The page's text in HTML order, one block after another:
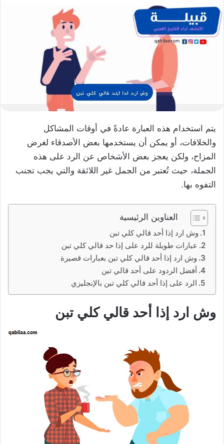
يتم استخدام هذه العبارة عادةً في أوقات المشاكل
والخلافات، أو يمكن أن يستخدمها بعض الأصدقاء لغرض
المزاح، ولكن يعجز بعض الأشخاص عن الرد على هذه
الجملة، حيث تُعتبر من الجمل غير اللائقة والتي يجب تجنب
التفوه بها.
العناوين الرئيسية
وش ارد إذا أحد قالي كلي تبن
عبارات طويلة للرد على إذا حد قالي كلي تبن
وش ارد إذا أحد قالي كلي تبن بعبارات قصيرة
أفضل الردود على أحد قالي تبن
الرد على إذا أحد قالي كلي تبن بالإنجليزي
وش ارد إذا أحد قالي كلي تبن